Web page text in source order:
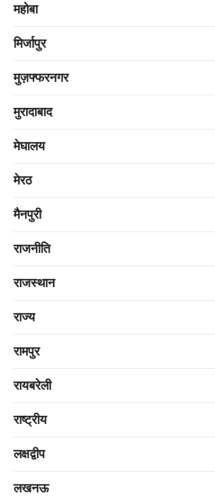
महोबा
मिर्जापुर
मुज़फ्फरनगर
मुरादाबाद
मेघालय
मेरठ
मैनपुरी
राजनीति
राजस्थान
राज्य
रामपुर
रायबरेली
राष्ट्रीय
लक्षद्वीप
लखनऊ